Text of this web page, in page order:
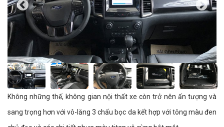
Không những thế, không gian nội thất xe còn trở nên ấn tượng và
sang trọng hơn với vô-lăng 3 chấu bọc da kết hợp với tông màu đen